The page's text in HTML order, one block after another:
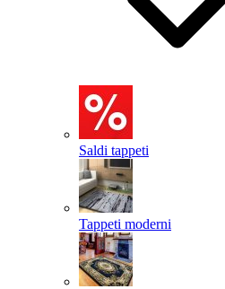
Saldi tappeti
Tappeti moderni